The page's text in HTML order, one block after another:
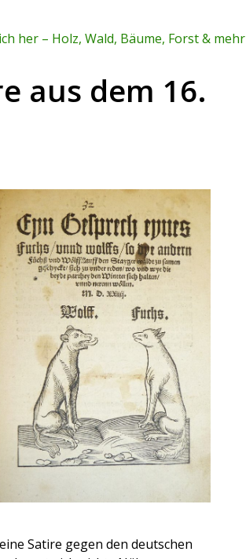
her – Holz, Wald, Bäume, Forst & mehr
aus dem 16.
Satire gegen den deutschen